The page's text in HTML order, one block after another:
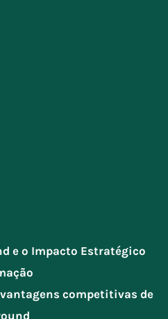
e o Impacto Estratégico
competitivas de